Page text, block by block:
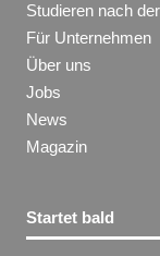
Studieren nach
Für Unternehmen
Über uns
Jobs
News
Magazin
Startet bald